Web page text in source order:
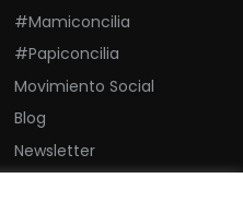
#mamiconcilia
#papiconcilia
Movimiento Social
Blog
Newsletter